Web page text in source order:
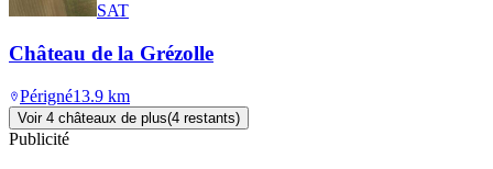
SAT
Château de la Grézolle
Périgné13.9 km
Voir 4 châteaux de plus(4 restants)
Publicité